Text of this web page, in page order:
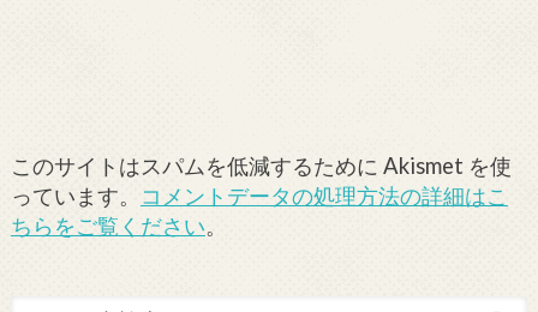
このサイトはスパムを低減するために Akismet を使
っています。 コメントデータの処理方法の詳細はこ
ちらをご覧ください。